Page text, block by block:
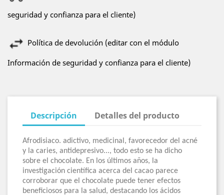
seguridad y confianza para el cliente)
Política de devolución (editar con el módulo
Información de seguridad y confianza para el cliente)
Descripción Detalles del producto
Afrodisiaco. adictivo, medicinal, favorecedor del acné
y la caries, antidepresivo..., todo esto se ha dicho
sobre el chocolate. En los últimos años, la
investigación científica acerca del cacao parece
corroborar que el chocolate puede tener efectos
beneficiosos para la salud, destacando los ácidos